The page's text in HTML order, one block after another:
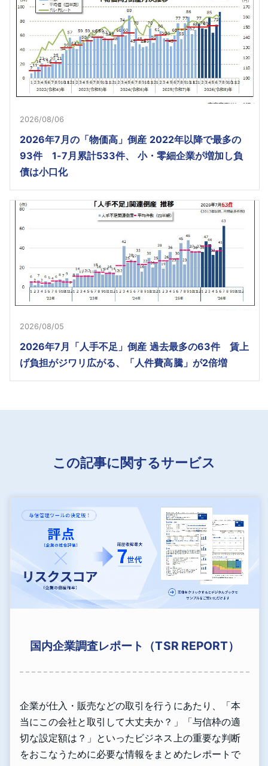
2026/08/06
2026年7月の「物価高」倒産 2022年以降で最多の
93件 1-7月累計533件、 小・零細企業が増加し負
債は小口化
2026/08/05
2026年7月「人手不足」倒産 過去最多の63件 賃上
げ負担がジワリ広がる、「人件費高騰」が2倍増
この記事に関するサービス
国内企業調査レポート（TSR REPORT）
企業が仕入・販売などの取引を行うにあたり、「本
当にこの会社と取引して大丈夫か？」「与信枠の適
切な設定額は？」といったビジネス上の重要な判断
をおこなうために必要な情報をまとめたレポートで